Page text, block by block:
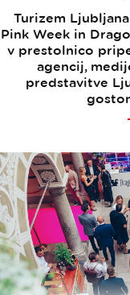
Turizem
Pink Week in
v prestolnico
agencij,
predstavitve